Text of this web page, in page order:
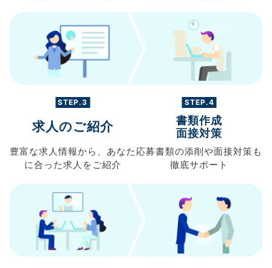
STEP.3
求人のご紹介
豊富な求人情報から、 あなた
に合った求人を ご紹介
STEP.4
書類作成
面接対策
応募書類の添削や面接対策も
徹底サポート